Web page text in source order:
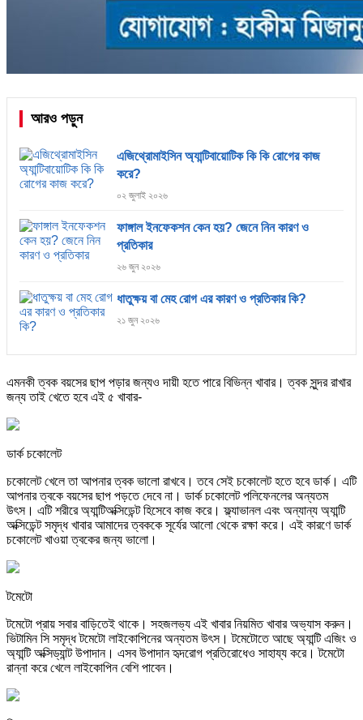
আরও পড়ুন
এজিথ্রোমাইসিন অ্যান্টিবায়োটিক কি কি রোগের কাজ
করে?
০২ জুলাই ২০২৬
ফাঙ্গাল ইনফেকশন কেন হয়? জেনে নিন কারণ ও
প্রতিকার
২৬ জুন ২০২৬
ধাতুক্ষয় বা মেহ রোগ এর কারণ ও প্রতিকার কি?
২১ জুন ২০২৬
এমনকী ত্বক বয়সের ছাপ পড়ার জন্যও দায়ী হতে পারে বিভিন্ন খাবার। ত্বক সুন্দর রাখার
জন্য তাই খেতে হবে এই ৫ খাবার-
ডার্ক চকোলেট
চকোলেট খেলে তা আপনার ত্বক ভালো রাখবে। তবে সেই চকোলেট হতে হবে ডার্ক। এটি
আপনার ত্বকে বয়সের ছাপ পড়তে দেবে না। ডার্ক চকোলেট পলিফেনলের অন্যতম
উৎস। এটি শরীরে অ্যান্টিঅক্সিডেন্ট হিসেবে কাজ করে। ফ্ল্যাভানল এবং অন্যান্য অ্যান্টি
অক্সিডেন্ট সমৃদ্ধ খাবার আমাদের ত্বককে সূর্যের আলো থেকে রক্ষা করে। এই কারণে ডার্ক
চকোলেট খাওয়া ত্বকের জন্য ভালো।
টমেটো
টমেটো প্রায় সবার বাড়িতেই থাকে। সহজলভ্য এই খাবার নিয়মিত খাবার অভ্যাস করুন।
ভিটামিন সি সমৃদ্ধ টমেটো লাইকোপিনের অন্যতম উৎস। টমেটোতে আছে অ্যান্টি এজিং ও
অ্যান্টি অক্সিড্যান্ট উপাদান। এসব উপাদান হৃদরোগ প্রতিরোধেও সাহায্য করে। টমেটো
রান্না করে খেলে লাইকোপিন বেশি পাবেন।